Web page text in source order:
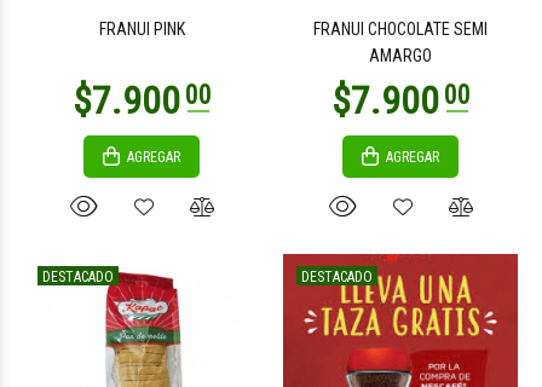
FRANUI PINK
AGREGAR
FRANUI CHOCOLATE SEMI
AMARGO
AGREGAR
DESTACADO DESTACADO